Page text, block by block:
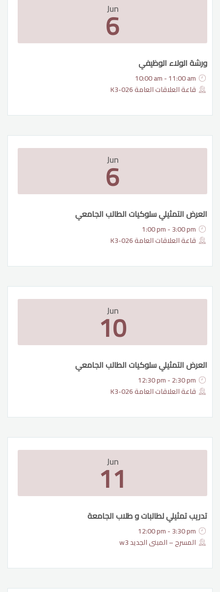
Jun
6
ورشة الولاء الوظيفي
10:00 am - 11:00 am
قاعة العلاقات العامة K3-026
Jun
6
العرض التمثيلي سلوكيات الطالب الجامعي
1:00 pm - 3:00 pm
قاعة العلاقات العامة K3-026
Jun
10
العرض التمثيلي سلوكيات الطالب الجامعي
12:30 pm - 2:30 pm
قاعة العلاقات العامة K3-026
Jun
11
تدريب تمثيلي لطالبات و طلاب الجامعة
12:00 pm - 3:30 pm
المسرح – المبنى الجديد w3